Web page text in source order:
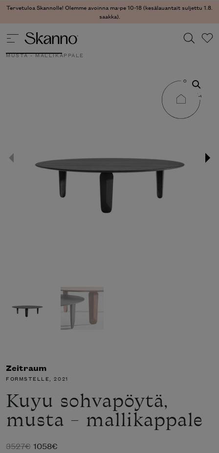
Tervetuloa Skannolle! Olemme avoinna ma-pe 10-18 (kesälauantait suljettu 1.8.
saakka).
MUSTA - MALLIKAPPALE
Zeitraum
FORMSTELLE, 2021
Kuyu sohvapöytä,
musta – mallikappale
3527€ Alkuperäinen
1058€